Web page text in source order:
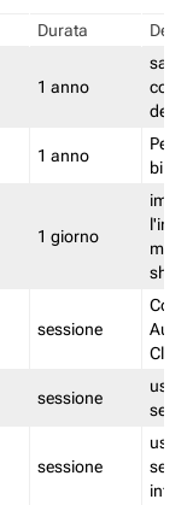
Durata
1 anno
salva
dei
1 anno
1 giorno
shp
sessione
sessione
sessione